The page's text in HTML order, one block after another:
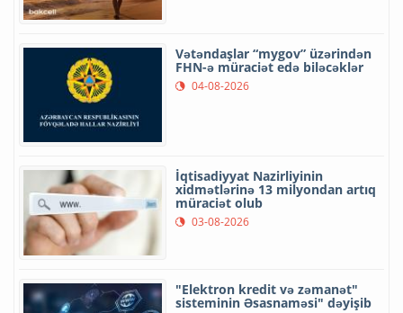
Vətəndaşlar “mygov” üzərindən
FHN-ə müraciət edə biləcəklər
04-08-2026
İqtisadiyyat Nazirliyinin
xidmətlərinə 13 milyondan artıq
müraciət olub
03-08-2026
"Elektron kredit və zəmanət"
sisteminin Əsasnaməsi" dəyişib